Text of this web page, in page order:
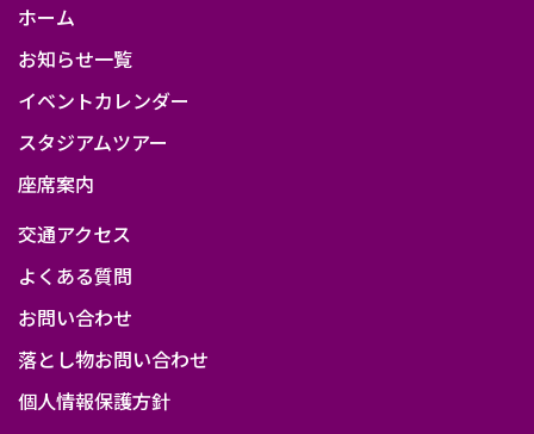
勝
ホーム
お知らせ一覧
イベントカレンダー
スタジアムツアー
座席案内
交通アクセス
よくある質問
お問い合わせ
落とし物お問い合わせ
個人情報保護方針